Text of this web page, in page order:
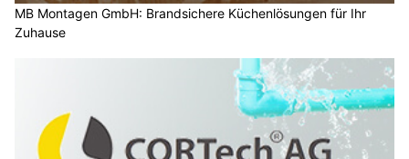
MB Montagen GmbH: Brandsichere Küchenlösungen für Ihr
Zuhause